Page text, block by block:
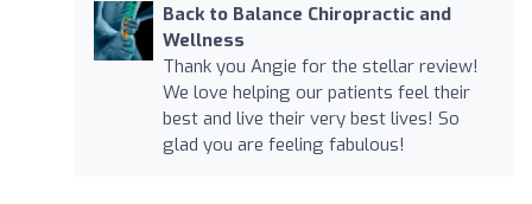
Back to Balance Chiropractic and
Wellness
Thank you Angie for the stellar review!
We love helping our patients feel their
best and live their very best lives! So
glad you are feeling fabulous!